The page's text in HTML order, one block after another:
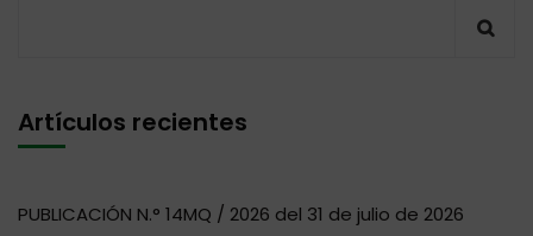
Artículos recientes
PUBLICACIÓN N.° 14MQ / 2026 del 31 de julio de 2026